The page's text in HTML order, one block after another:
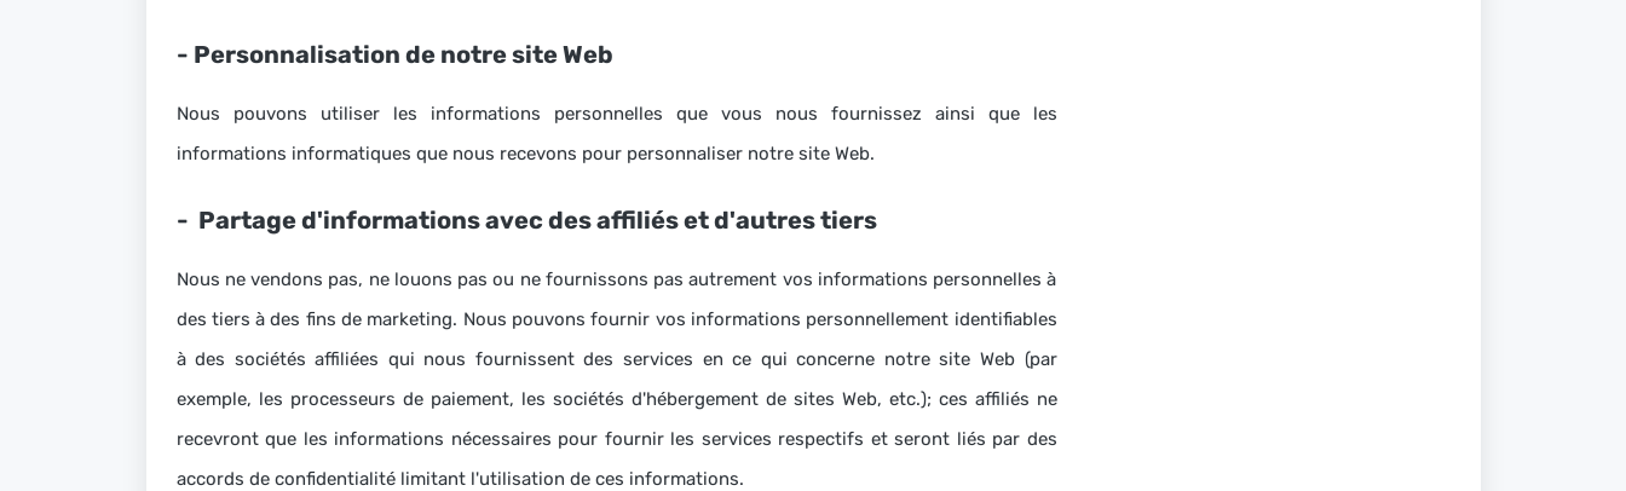
- Personnalisation de notre site Web
Nous pouvons utiliser les informations personnelles que vous nous fournissez ainsi que les
informations informatiques que nous recevons pour personnaliser notre site Web.
- Partage d'informations avec des affiliés et d'autres tiers
Nous ne vendons pas, ne louons pas ou ne fournissons pas autrement vos informations personnelles à
des tiers à des fins de marketing. Nous pouvons fournir vos informations personnellement identifiables
à des sociétés affiliées qui nous fournissent des services en ce qui concerne notre site Web (par
exemple, les processeurs de paiement, les sociétés d'hébergement de sites Web, etc.); ces affiliés ne
recevront que les informations nécessaires pour fournir les services respectifs et seront liés par des
accords de confidentialité limitant l'utilisation de ces informations.